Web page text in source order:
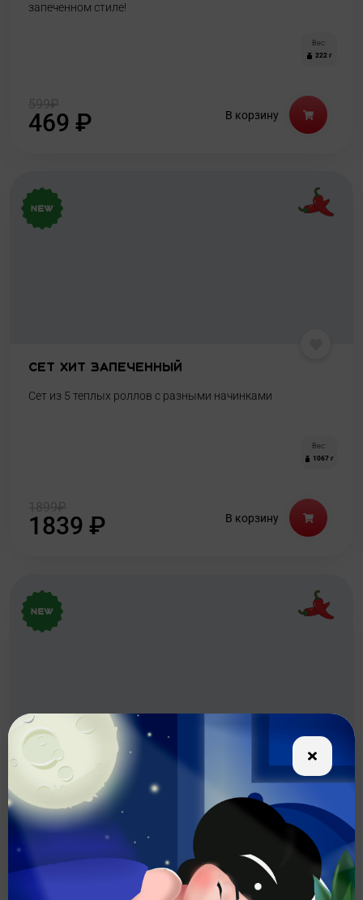
запеченном стиле!
Вес:
222 г
469 ₽ В корзину
Сет Хит Запеченный
Сет из 5 теплых роллов с разными начинками
Вес:
1067 г
1839 ₽ В корзину
Сет Горячий Микс
Сет запеченных роллов с яркими вкусами
Вес:
1036 г